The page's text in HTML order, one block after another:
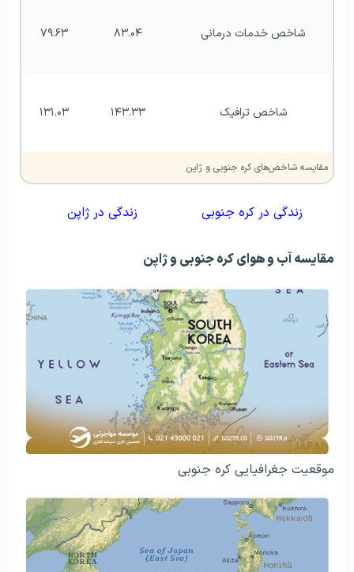
شاخص خدمات درمانی ۸۳.۰۴ ۷۹.۶۳
شاخص ترافیک ۱۴۳.۳۳ ۱۳۱.۰۳
مقایسه شاخص‌های کره جنوبی و ژاپن
زندگی در کره جنوبی زندگی در ژاپن
مقایسه آب و هوای کره جنوبی و ژاپن
موقعیت جغرافیایی کره جنوبی